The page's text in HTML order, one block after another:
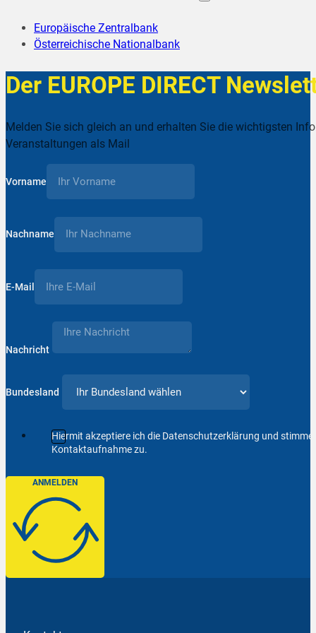
Europäische Zentralbank
Österreichische Nationalbank
Der EUROPE DIRECT
Melden Sie sich gleich an und erhalten Sie die wichtigsten
Veranstaltungen als Mail
Vorname
Nachname
E-Mail
Nachricht
Bundesland
Hiermit akzeptiere ich die Datenschutzerklärung und
Kontaktaufnahme zu.
ANMELDEN